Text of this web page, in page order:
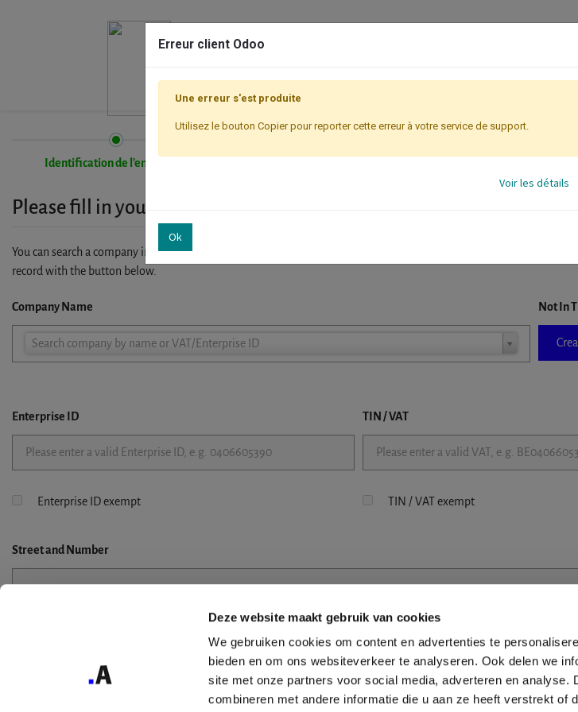
Deze website maakt gebruik van cookies
We gebruiken cookies om content en advertenties te
bieden en om ons websiteverkeer te analyseren. Ook delen we
site met onze partners voor social media, adverteren en analyse.
combineren met andere informatie die u aan ze heeft verstrekt of
Identification de l'entreprise
Please fill in your company details
You can search a company in our database by name, VAT or enterprise ID. When a company is selected it will
record with the button below.
Company Name
Search company by name or VAT/Enterprise ID
Company
Not In
Enterprise ID TIN / VAT
Enterprise ID exempt TIN / VAT exempt
Streetand Number
Erreur client Odoo
Une erreur s'est produite
Utilisez le bouton Copier pour reporter cette erreur à votre service de support.
Voir les détails
Ok